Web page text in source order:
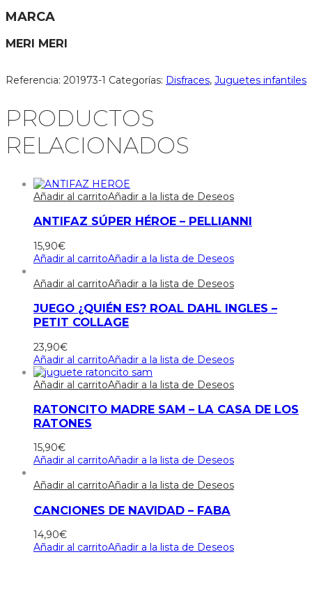
MARCA
MERI MERI
Referencia: 201973-1 Categorías: Disfraces, Juguetes infantiles
PRODUCTOS
RELACIONADOS
Añadir al carritoAñadir a la lista de Deseos
ANTIFAZ SÚPER HÉROE – PELLIANNI
15,90€
Añadir al carritoAñadir a la lista de Deseos
Añadir al carritoAñadir a la lista de Deseos
JUEGO ¿QUIÉN ES? ROAL DAHL INGLES –
PETIT COLLAGE
23,90€
Añadir al carritoAñadir a la lista de Deseos
Añadir al carritoAñadir a la lista de Deseos
RATONCITO MADRE SAM – LA CASA DE LOS
RATONES
15,90€
Añadir al carritoAñadir a la lista de Deseos
Añadir al carritoAñadir a la lista de Deseos
CANCIONES DE NAVIDAD – FABA
14,90€
Añadir al carritoAñadir a la lista de Deseos